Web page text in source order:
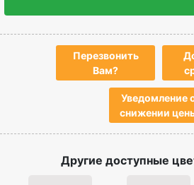
Перезвонить
Вам?
Уведомление
снижении
Другие доступные